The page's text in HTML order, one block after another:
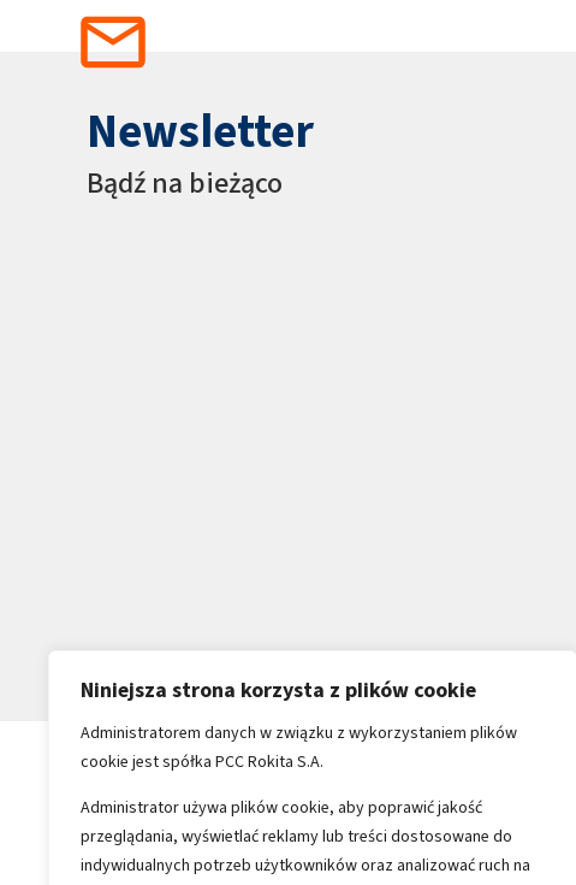
Niniejsza strona korzysta z plików cookie
Administratorem danych w związku z wykorzystaniem plików
cookie jest spółka PCC Rokita S.A.
Administrator używa plików cookie, aby poprawić jakość
przeglądania, wyświetlać reklamy lub treści dostosowane do
indywidualnych potrzeb użytkowników oraz analizować ruch na
Newsletter
Bądź na bieżąco